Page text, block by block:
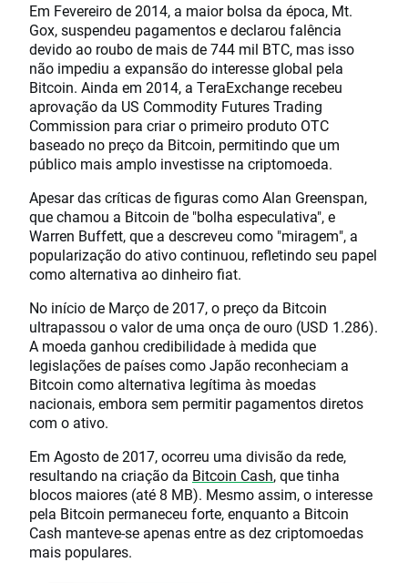
Em Fevereiro de 2014, a maior bolsa da época, Mt.
Gox, suspendeu pagamentos e declarou falência
devido ao roubo de mais de 744 mil BTC, mas isso
não impediu a expansão do interesse global pela
Bitcoin. Ainda em 2014, a TeraExchange recebeu
aprovação da US Commodity Futures Trading
Commission para criar o primeiro produto OTC
baseado no preço da Bitcoin, permitindo que um
público mais amplo investisse na criptomoeda.
Apesar das críticas de figuras como Alan Greenspan,
que chamou a Bitcoin de "bolha especulativa", e
Warren Buffett, que a descreveu como "miragem", a
popularização do ativo continuou, refletindo seu papel
como alternativa ao dinheiro fiat.
No início de Março de 2017, o preço da Bitcoin
ultrapassou o valor de uma onça de ouro (USD 1.286).
A moeda ganhou credibilidade à medida que
legislações de países como Japão reconheciam a
Bitcoin como alternativa legítima às moedas
nacionais, embora sem permitir pagamentos diretos
com o ativo.
Em Agosto de 2017, ocorreu uma divisão da rede,
resultando na criação da Bitcoin Cash, que tinha
blocos maiores (até 8 MB). Mesmo assim, o interesse
pela Bitcoin permaneceu forte, enquanto a Bitcoin
Cash manteve-se apenas entre as dez criptomoedas
mais populares.